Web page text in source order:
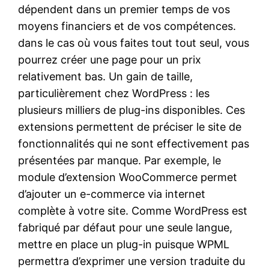
dépendent dans un premier temps de vos
moyens financiers et de vos compétences.
dans le cas où vous faites tout tout seul, vous
pourrez créer une page pour un prix
relativement bas. Un gain de taille,
particulièrement chez WordPress : les
plusieurs milliers de plug-ins disponibles. Ces
extensions permettent de préciser le site de
fonctionnalités qui ne sont effectivement pas
présentées par manque. Par exemple, le
module d’extension WooCommerce permet
d’ajouter un e-commerce via internet
complète à votre site. Comme WordPress est
fabriqué par défaut pour une seule langue,
mettre en place un plug-in puisque WPML
permettra d’exprimer une version traduite du